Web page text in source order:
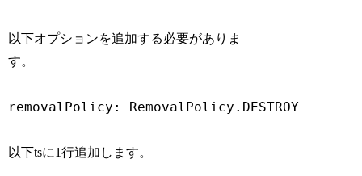
以下オプションを追加する必要がありま
す。
removalPolicy: RemovalPolicy.DESTROY
以下tsに1行追加します。